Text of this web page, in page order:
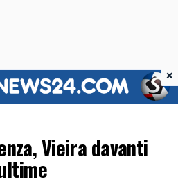
Vieira davanti
×